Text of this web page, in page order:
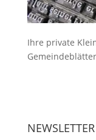
Ihre private
NEWSLETTER